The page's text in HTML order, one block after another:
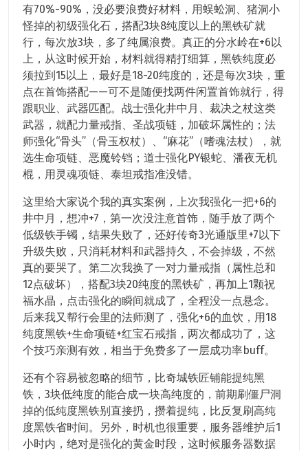
有70%-90%，没必要浪费好材料，用蜈蚣洞、猪洞小
怪掉的初级强化石，搭配3块8纯度以上的黑铁矿就
行，每次放3块，多了纯属浪费。真正的分水岭在+6以
上，从这时候开始，材料就得精打细算，黑铁纯度必
须拉到15以上，最好是18-20纯度的，还是每次3块，重
点在首饰搭配——可不是随便找两件闲置首饰就行，得
跟职业、武器匹配。战士强化井中月、裁决之杖这类
武器，就配力量戒指、圣战项链，加破坏属性的；法
师强化“骨头”（骨玉权杖）、“麻花”（嗜魂法杖），就
选生命项链、恶魔铃铛；道士强化PY银蛇、潘夜无机
棍，用灵魂项链、泰坦戒指准没错。
这里给大家说个我的真实案例，上次我强化一把+6的
井中月，想冲+7，第一次没注意首饰，随手放了两个
低级铁手镯，结果失败了，还好传奇3光通版里+7以下
升级失败，只消耗材料和武器持久，不会掉级，不然
真的要哭了。第二次我换了一对力量戒指（属性总和
12点破坏），搭配3块20纯度的黑铁矿，再加上1颗祝
福水晶，点击强化的瞬间就成了，全程没一点悬念。
后来我又帮行会里的法师测了，强化+6的血饮，用18
纯度黑铁+生命项链+红宝石戒指，两次都成功了，这
个技巧亲测有效，相当于免费多了一层成功率buff。
还有个容易被忽略的细节，比奇城铁匠铺能提纯黑
铁，3块低纯度的能合成一块高纯度的，前期刷僵尸洞
掉的低纯度黑铁别直接扔，攒着提纯，比反复刷高纯
度黑铁省时间。另外，时机也很重要，服务器维护后1
小时内，绝对是强化的黄金时段，这时候服务器数据